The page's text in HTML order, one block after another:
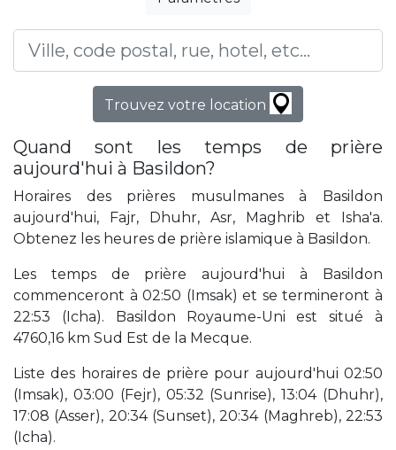
Trouvez votre location
Quand sont les temps de prière
aujourd'hui à Basildon?
Horaires des prières musulmanes à Basildon
aujourd'hui, Fajr, Dhuhr, Asr, Maghrib et Isha'a.
Obtenez les heures de prière islamique à Basildon.
Les temps de prière aujourd'hui à Basildon
commenceront à 02:50 (Imsak) et se termineront à
22:53 (Icha). Basildon Royaume-Uni est situé à
4760,16 km Sud Est de la Mecque.
Liste des horaires de prière pour aujourd'hui 02:50
(Imsak), 03:00 (Fejr), 05:32 (Sunrise), 13:04 (Dhuhr),
17:08 (Asser), 20:34 (Sunset), 20:34 (Maghreb), 22:53
(Icha).